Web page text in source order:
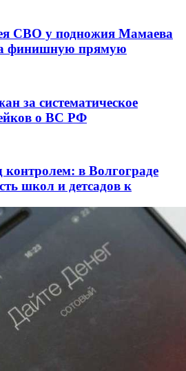
СВО у подножия Мамаева
финишную прямую
за систематическое
о ВС РФ
контролем: в Волгограде
школ и детсадов к
в Волгограде: девушка
женщину с ножом
Волгограде: в Центральном
„Арбузный переполох“